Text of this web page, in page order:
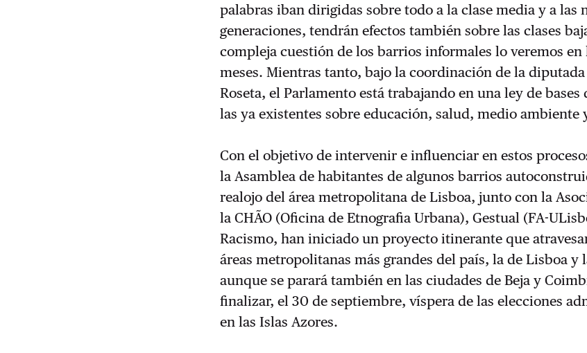
palabras iban dirigidas sobre todo a la clase media y a las
generaciones, tendrán efectos también sobre las clases
compleja cuestión de los barrios informales lo veremos
meses. Mientras tanto, bajo la coordinación de la
Roseta, el Parlamento está trabajando en una ley de bases
las ya existentes sobre educación, salud, medio ambiente
Con el objetivo de intervenir e influenciar en estos
la Asamblea de habitantes de algunos barrios
realojo del área metropolitana de Lisboa, junto con la
la CHÃO (Oficina de Etnografia Urbana), Gestual (FA-
Racismo, han iniciado un proyecto itinerante que
áreas metropolitanas más grandes del país, la de Lisboa y
aunque se parará también en las ciudades de Beja y
finalizar, el 30 de septiembre, víspera de las elecciones
en las Islas Azores.